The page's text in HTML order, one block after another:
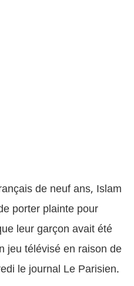
de neuf ans, Islam
porter plainte pour
leur garçon avait été
jeu télévisé en raison de
le journal Le Parisien.